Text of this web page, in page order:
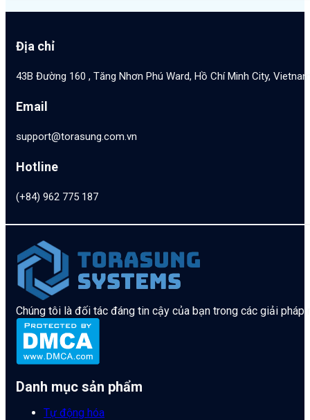
Địa chỉ
43B Đường 160 , Tăng Nhơn Phú Ward, Hồ Chí Minh City,
Email
support@torasung.com.vn
Hotline
(+84) 962 775 187
Chúng tôi là đối tác đáng tin cậy của bạn trong các giải pháp
Danh mục sản phẩm
Tự động hóa